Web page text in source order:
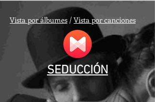
Vista por álbumes / Vista por canciones
SEDUCCIÓN